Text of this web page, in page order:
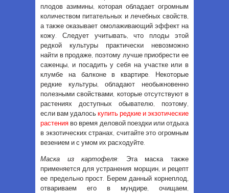
плодов азимины, которая обладает огромным
количеством питательных и лечебных свойств,
а также оказывает омолаживающий эффект на
кожу. Следует учитывать, что плоды этой
редкой культуры практически невозможно
найти в продаже, поэтому лучше приобрести ее
саженцы, и посадить у себя на участке или в
клумбе на балконе в квартире. Некоторые
редкие культуры, обладают необыкновенно
полезными свойствами, которые отсутствуют в
растениях доступных обывателю, поэтому,
если вам удалось купить редкие и экзотические
растения во время деловой поездки или отдыха
в экзотических странах, считайте это огромным
везением и с умом их расходуйте.
Маска из картофеля: Эта маска также
применяется для устранения морщин, и рецепт
ее предельно прост. Берем данный корнеплод,
отвариваем его в мундире, очищаем,